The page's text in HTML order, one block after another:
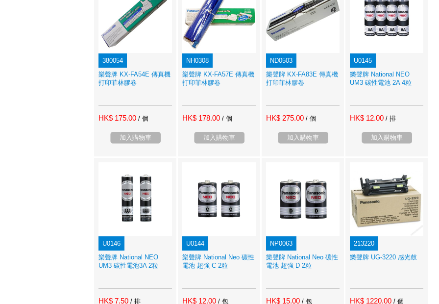
380054
樂聲牌 KX-FA54E 傳真機
打印菲林膠卷
HK$ 175.00 / 個
加入購物車
NH0308
樂聲牌 KX-FA57E 傳真機
打印菲林膠卷
HK$ 178.00 / 個
加入購物車
ND0503
樂聲牌 KX-FA83E 傳真機
打印菲林膠卷
HK$ 275.00 / 個
加入購物車
U0145
樂聲牌 National NEO
UM3 碳性電池 2A 4粒
HK$ 12.00 / 排
加入購物車
U0146
樂聲牌 National NEO
UM3 碳性電池3A 2粒
HK$ 7.50 / 排
U0144
樂聲牌 National Neo 碳性
電池 超強 C 2粒
HK$ 12.00 / 包
NP0063
樂聲牌 National Neo 碳性
電池 超強 D 2粒
HK$ 15.00 / 包
213220
樂聲牌 UG-3220 感光鼓
HK$ 1220.00 / 個